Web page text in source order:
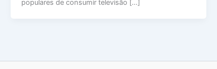
populares de consumir televisão […]